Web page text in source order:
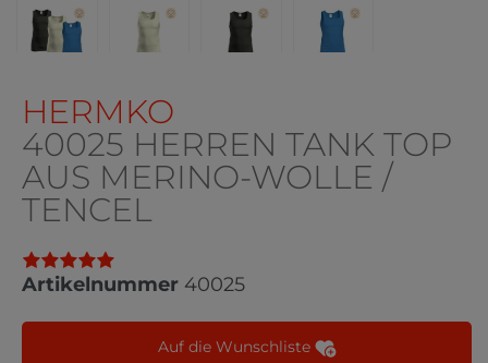
HERMKO
40025 HERREN TANK TOP
AUS MERINO-WOLLE /
TENCEL
Artikelnummer 40025
Auf die Wunschliste